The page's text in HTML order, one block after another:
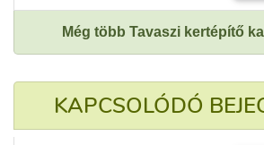
Még több Tavaszi kertépítő
KAPCSOLÓDÓ